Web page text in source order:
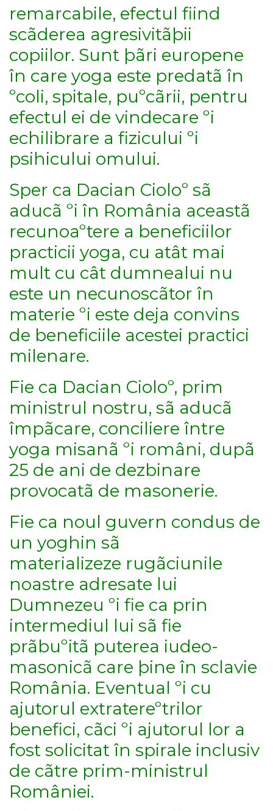
remarcabile, efectul fiind
scãderea agresivitãþii
copiilor. Sunt þãri europene
în care yoga este predatã în
ºcoli, spitale, puºcãrii, pentru
efectul ei de vindecare ºi
echilibrare a fizicului ºi
psihicului omului.
Sper ca Dacian Cioloº sã
aducã ºi în România aceastã
recunoaºtere a beneficiilor
practicii yoga, cu atât mai
mult cu cât dumnealui nu
este un necunoscãtor în
materie ºi este deja convins
de beneficiile acestei practici
milenare.
Fie ca Dacian Cioloº, prim
ministrul nostru, sã aducã
împãcare, conciliere între
yoga misanã ºi români, dupã
25 de ani de dezbinare
provocatã de masonerie.
Fie ca noul guvern condus de
un yoghin sã
materializeze rugãciunile
noastre adresate lui
Dumnezeu ºi fie ca prin
intermediul lui sã fie
prãbuºitã puterea iudeo-
masonicã care þine în sclavie
România. Eventual ºi cu
ajutorul extratereºtrilor
benefici, cãci ºi ajutorul lor a
fost solicitat în spirale inclusiv
de cãtre prim-ministrul
României.